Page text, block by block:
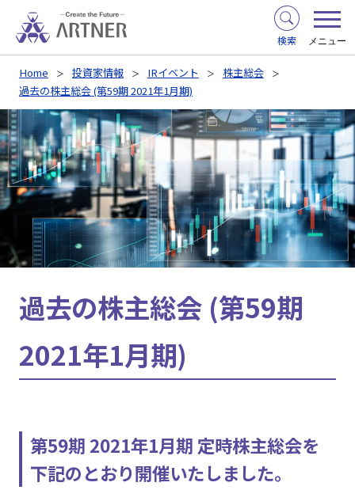
検索 メニュー
Home 投資家情報 IRイベント
株主総会
過去の株主総会 (第59期 2021年1月期)
過去の株主総会 (第59期
2021年1月期)
第59期 2021年1月期 定時株主総会を
下記のとおり開催いたしました。